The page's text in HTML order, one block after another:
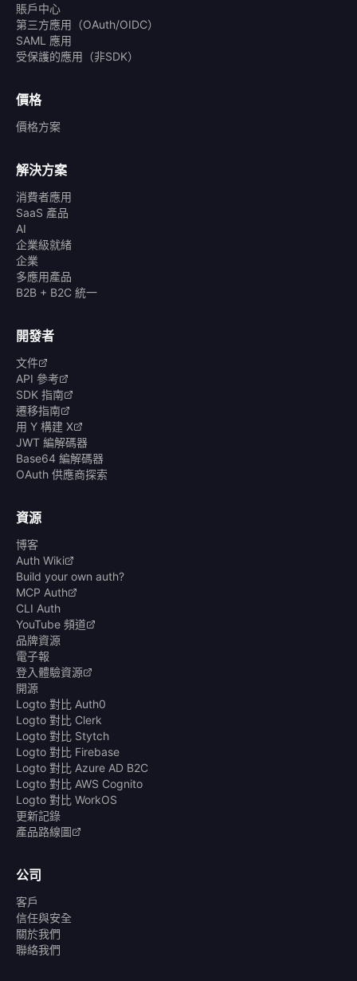
賬戶中心
第三方應用（OAuth/OIDC）
SAML 應用
受保護的應用（非SDK）
價格
價格方案
解決方案
消費者應用
SaaS 產品
AI
企業級就緒
企業
多應用產品
B2B + B2C 統一
開發者
文件
API 參考
SDK 指南
遷移指南
用 Y 構建 X
JWT 編解碼器
Base64 編解碼器
OAuth 供應商探索
資源
博客
Auth Wiki
Build your own auth?
MCP Auth
CLI Auth
YouTube 頻道
品牌資源
電子報
登入體驗資源
開源
Logto 對比 Auth0
Logto 對比 Clerk
Logto 對比 Stytch
Logto 對比 Firebase
Logto 對比 Azure AD B2C
Logto 對比 AWS Cognito
Logto 對比 WorkOS
更新記錄
產品路線圖
公司
客戶
信任與安全
關於我們
聯絡我們